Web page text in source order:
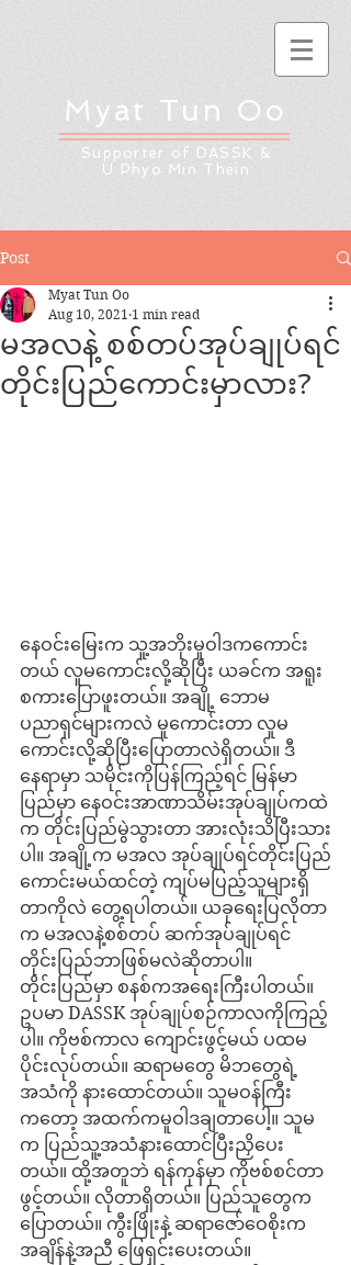
Myat Tun Oo
Supporter of DASSK &
U Phyo Min Thein
Post
မအလနဲ့ စစ်တပ်အုပ်ချုပ်ရင်
တိုင်းပြည်ကောင်းမှာလား?
Myat Tun Oo
Aug 10, 2021 1 min read
နေဝင်းမြေးက သူ့အဘိုးမူဝါဒကကောင်း
တယ် လူမကောင်းလို့ဆိုပြီး ယခင်က အရူး
စကားပြောဖူးတယ်။ အချို့ ဘောမ
ပညာရှင်များကလဲ မူကောင်းတာ လူမ
ကောင်းလို့ဆိုပြီးပြောတာလဲရှိတယ်။ ဒီ
နေရာမှာ သမိုင်းကိုပြန်ကြည့်ရင် မြန်မာ
ပြည်မှာ နေဝင်းအာဏာသိမ်းအုပ်ချုပ်ကထဲ
က တိုင်းပြည်မွဲသွားတာ အားလုံးသိပြီးသား
ပါ။ အချို့က မအလ အုပ်ချုပ်ရင်တိုင်းပြည်
ကောင်းမယ်ထင်တဲ့ ကျပ်မပြည့်သူများရှိ
တာကိုလဲ တွေ့ရပါတယ်။ ယခုရေးပြလိုတာ
က မအလနဲ့စစ်တပ် ဆက်အုပ်ချုပ်ရင်
တိုင်းပြည်ဘာဖြစ်မလဲဆိုတာပါ။
တိုင်းပြည်မှာ စနစ်ကအရေးကြီးပါတယ်။
ဥပမာ DASSK အုပ်ချုပ်စဉ်ကာလကိုကြည့်
ပါ။ ကိုဗစ်ကာလ ကျောင်းဖွင့်မယ် ပထမ
ပိုင်းလုပ်တယ်။ ဆရာမတွေ မိဘတွေရဲ့
အသံကို နားထောင်တယ်။ သူမဝန်ကြီး
ကတော့ အထက်ကမူဝါဒချတာပေါ့။ သူမ
က ပြည်သူ့အသံနားထောင်ပြီးညှိပေး
တယ်။ ထို့အတူဘဲ ရန်ကုန်မှာ ကိုဗစ်စင်တာ
ဖွင့်တယ်။ လိုတာရှိတယ်။ ပြည်သူတွေက
ပြောတယ်။ ကွီးဖြိုးနဲ့ ဆရာဇော်ဝေစိုးက
အချိန်နဲ့အညီ ဖြေရှင်းပေးတယ်။